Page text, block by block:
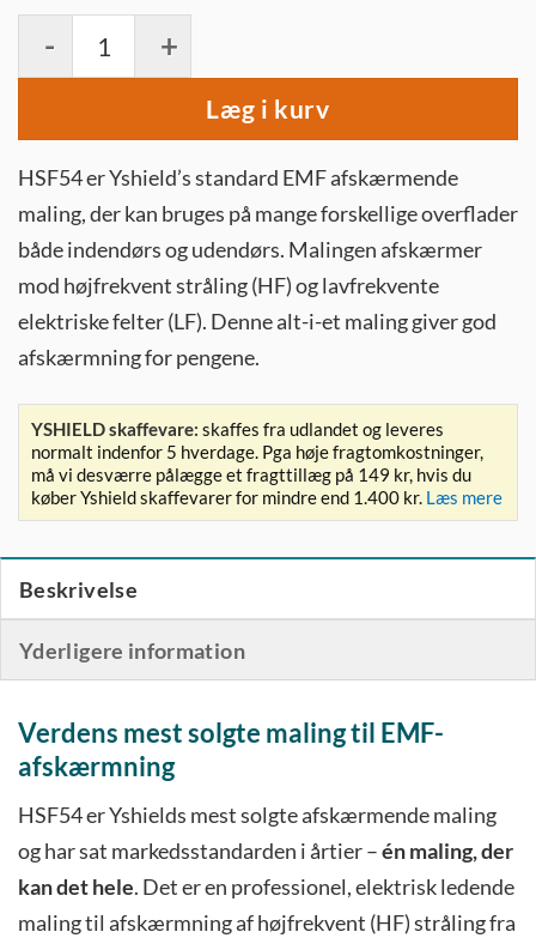
Læg i kurv
YSHIELD skaffevare: skaffes fra udlandet og leveres
normalt indenfor 5 hverdage. Pga høje fragtomkostninger,
må vi desværre pålægge et fragttillæg på 149 kr, hvis du
køber Yshield skaffevarer for mindre end 1.400 kr. Læs mere
HSF54 er Yshield’s standard EMF afskærmende
maling, der kan bruges på mange forskellige overflader
både indendørs og udendørs. Malingen afskærmer
mod højfrekvent stråling (HF) og lavfrekvente
elektriske felter (LF). Denne alt-i-et maling giver god
afskærmning for pengene.
Beskrivelse
Yderligere information
Verdens mest solgte maling til EMF-
afskærmning
HSF54 er Yshields mest solgte afskærmende maling
og har sat markedsstandarden i årtier –én maling, der
kan det hele. Det er en professionel, elektrisk ledende
maling til afskærmning af højfrekvent (HF) stråling fra